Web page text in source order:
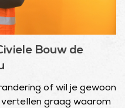
Bouw de
of wil je gewoon
vertellen graag waarom